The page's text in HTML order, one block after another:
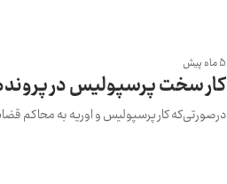
5 ماه پیش
کار سخت پرسپولیس در
درصورتی‌که کار پرسپولیس و اوریه به محاکم